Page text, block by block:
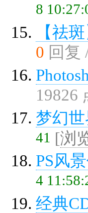
8
【祛
0 回复
19826
梦幻世
41 [浏
PS风
4
经典